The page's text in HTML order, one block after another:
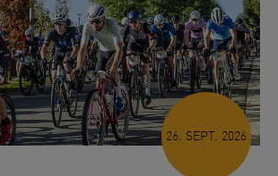
26. SEPT. 2026